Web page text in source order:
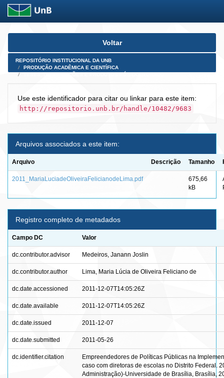
Skip
Voltar
REPOSITÓRIO INSTITUCIONAL DA UNB
PRODUÇÃO ACADÊMICA E CIENTÍFICA
Use este identificador para citar ou linkar para este item:
http://repositorio.unb.br/handle/10482/9683
Arquivos associados a este item:
Arquivo Descrição Tamanho
2011_MariaLuciadeOliveiraFelicianodeLima.pdf
675,66
kB
Registro completo de metadados
Campo DC Valor
dc.contributor.advisor Medeiros, Janann Joslin
dc.contributor.author Lima, Maria Lúcia de Oliveira Feliciano de
dc.date.accessioned 2011-12-07T14:05:26Z
dc.date.available 2011-12-07T14:05:26Z
dc.date.issued 2011-12-07
dc.date.submitted 2011-05-26
dc.identifier.citation
Empreendedores de Políticas Públicas na
caso com diretoras de escolas no Distrito Federal.
Administração)-Universidade de Brasília, Brasília,